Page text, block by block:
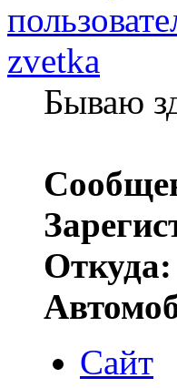
zvetka
Бываю
Откуда:
Сайт